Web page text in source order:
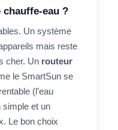
chauffe-eau ?
Un système
mais reste
cher. Un routeur
le SmartSun se
(l’eau
simple et un
Le bon choix